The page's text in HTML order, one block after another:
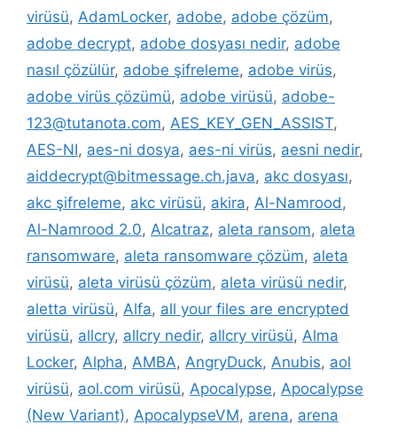
virüsü, AdamLocker, adobe, adobe çözüm,
adobe decrypt, adobe dosyası nedir, adobe
nasıl çözülür, adobe şifreleme, adobe virüs,
adobe virüs çözümü, adobe virüsü, adobe-
123@tutanota.com, AES_KEY_GEN_ASSIST,
AES-NI, aes-ni dosya, aes-ni virüs, aesni nedir,
aiddecrypt@bitmessage.ch.java, akc dosyası,
akc şifreleme, akc virüsü, akira, Al-Namrood,
Al-Namrood 2.0, Alcatraz, aleta ransom, aleta
ransomware, aleta ransomware çözüm, aleta
virüsü, aleta virüsü çözüm, aleta virüsü nedir,
aletta virüsü, Alfa, all your files are encrypted
virüsü, allcry, allcry nedir, allcry virüsü, Alma
Locker, Alpha, AMBA, AngryDuck, Anubis, aol
virüsü, aol.com virüsü, Apocalypse, Apocalypse
(New Variant), ApocalypseVM, arena, arena